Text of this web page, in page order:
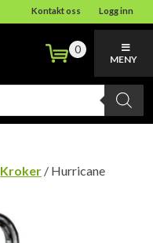
Kontakt oss Logg inn
0
MENY
Kroker / Hurricane